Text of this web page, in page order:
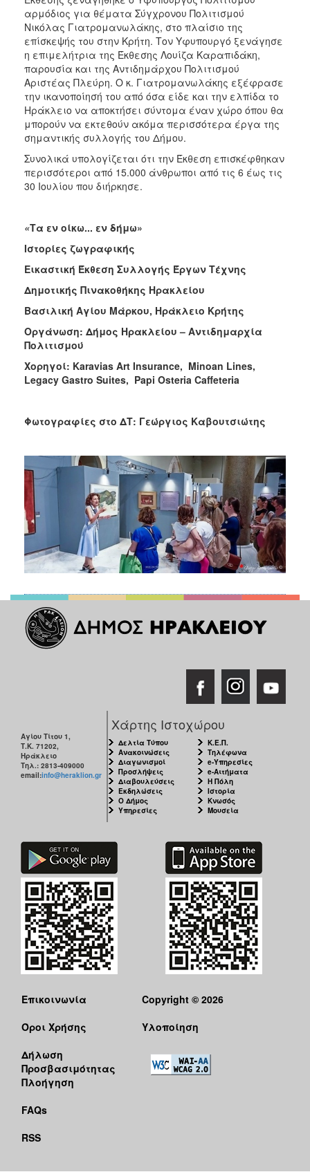
αρμόδιος για θέματα Σύγχρονου Πολιτισμού
Νικόλας Γιατρομανωλάκης, στο πλαίσιο της
επίσκεψής του στην Κρήτη. Τον Υφυπουργό ξενάγησε
η επιμελήτρια της Έκθεσης Λουίζα Καραπιδάκη,
παρουσία και της Αντιδημάρχου Πολιτισμού
Αριστέας Πλεύρη. Ο κ. Γιατρομανωλάκης εξέφρασε
την ικανοποίησή του από όσα είδε και την ελπίδα το
Ηράκλειο να αποκτήσει σύντομα έναν χώρο όπου θα
μπορούν να εκτεθούν ακόμα περισσότερα έργα της
σημαντικής συλλογής του Δήμου.
Συνολικά υπολογίζεται ότι την Έκθεση επισκέφθηκαν
περισσότεροι από 15.000 άνθρωποι από τις 6 έως τις
30 Ιουλίου που διήρκησε.
«Τα εν οίκω... εν δήμω»
Ιστορίες ζωγραφικής
Εικαστική Έκθεση Συλλογής Έργων Τέχνης
Δημοτικής Πινακοθήκης Ηρακλείου
Βασιλική Αγίου Μάρκου, Ηράκλειο Κρήτης
Οργάνωση: Δήμος Ηρακλείου – Αντιδημαρχία
Πολιτισμού
Χορηγοί: Karavias Art Insurance, Minoan Lines,
Legacy Gastro Suites, Papi Osteria Caffeteria
Φωτογραφίες στο ΔΤ: Γεώργιος Καβουτσιώτης
Αγίου Τίτου 1,
Τ.Κ. 71202,
Ηράκλειο
Τηλ.: 2813-409000
email:info@heraklion.gr
Χάρτης Ιστοχώρου
Δελτία Τύπου
Ανακοινώσεις
Διαγωνισμοί
Προσλήψεις
Διαβουλεύσεις
Εκδηλώσεις
Ο Δήμος
Υπηρεσίες
Κ.Ε.Π.
Τηλέφωνα
e-Υπηρεσίες
e-Αιτήματα
Η Πόλη
Ιστορία
Κνωσός
Μουσεία
Επικοινωνία
Όροι Χρήσης
Δήλωση
Προσβασιμότητας
Πλοήγηση
FAQs
RSS
Copyright © 2026
Υλοποίηση